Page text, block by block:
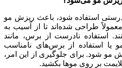
استفاده شود، باعث ریزش مو
طراحی شده‌اند تا از آسیب به
استفاده نادرست از برس، مانند
استفاده از برس‌های نامناسب
مو شود. برای جلوگیری از این امر،
بر روی موها بکشید.